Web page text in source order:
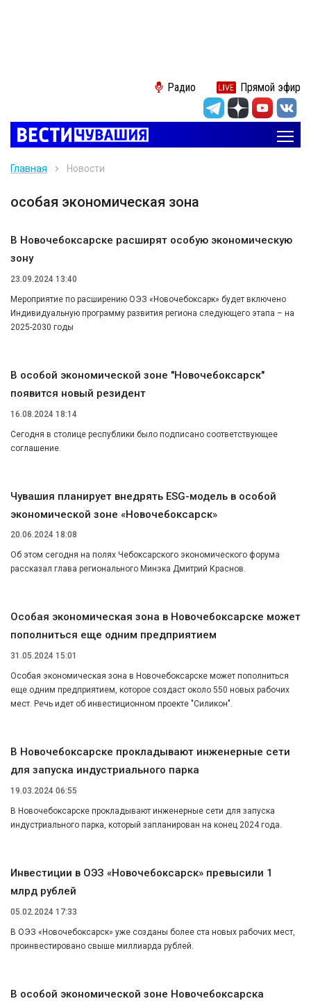
Радио Прямой эфир
Главная Новости
особая экономическая зона
В Новочебоксарске расширят особую экономическую
зону
23.09.2024 13:40
Мероприятие по расширению ОЭЗ «Новочебоксарк» будет включено
Индивидуальную программу развития региона следующего этапа – на
2025-2030 годы
В особой экономической зоне "Новочебоксарск"
появится новый резидент
16.08.2024 18:14
Сегодня в столице республики было подписано соответствующее
соглашение.
Чувашия планирует внедрять ESG-модель в особой
экономической зоне «Новочебоксарск»
20.06.2024 18:08
Об этом сегодня на полях Чебоксарского экономического форума
рассказал глава регионального Минэка Дмитрий Краснов.
Особая экономическая зона в Новочебоксарске может
пополниться еще одним предприятием
31.05.2024 15:01
Особая экономическая зона в Новочебоксарске может пополниться
еще одним предприятием, которое создаст около 550 новых рабочих
мест. Речь идет об инвестиционном проекте "Силикон".
В Новочебоксарске прокладывают инженерные сети
для запуска индустриального парка
19.03.2024 06:55
В Новочебоксарске прокладывают инженерные сети для запуска
индустриального парка, который запланирован на конец 2024 года.
Инвестиции в ОЭЗ «Новочебоксарск» превысили 1
млрд рублей
05.02.2024 17:33
В ОЭЗ «Новочебоксарск» уже созданы более ста новых рабочих мест,
проинвестировано свыше миллиарда рублей.
В особой экономической зоне Новочебоксарска